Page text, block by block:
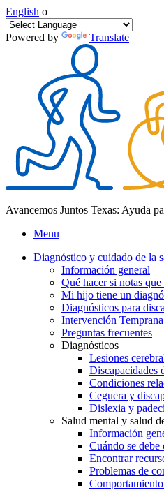
English o
Powered by Translate
Avancemos Juntos Texas: Ayuda
Menu
Diagnóstico y cuidado de la
Información general
Qué hacer si notas
Mi hijo tiene un
Diagnósticos para
Intervención
Preguntas frecuentes
Diagnósticos
Lesiones
Discapacidades
Condiciones
Ceguera y
Dislexia y
Salud mental y salud
Información
Cuándo se debe
Encontrar
Problemas de